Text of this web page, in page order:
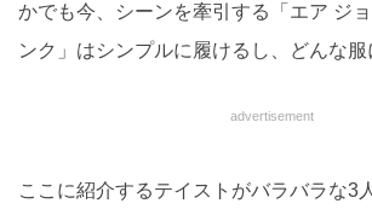
かでも今、シーンを牽引する「エア ジ
ンク」はシンプルに履けるし、どんな服
advertisement
ここに紹介するテイストがバラバラな3